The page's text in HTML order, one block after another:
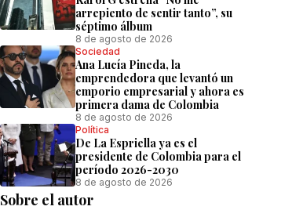
arrepiento de sentir tanto”, su
séptimo álbum
8 de agosto de 2026
Sociedad
Ana Lucía Pineda, la
emprendedora que levantó un
emporio empresarial y ahora es
primera dama de Colombia
8 de agosto de 2026
Política
De La Espriella ya es el
presidente de Colombia para el
período 2026-2030
8 de agosto de 2026
Sobre el autor